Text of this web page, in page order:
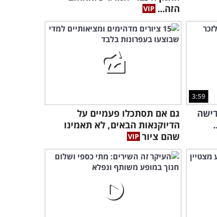
2:55
הנח"ל בביצוע לשיר נהדר הזה...
3:59
גם אם תסתכלו פעמיים על
הדיוקנאות הבאים, לא תאמינו
שהם ציור